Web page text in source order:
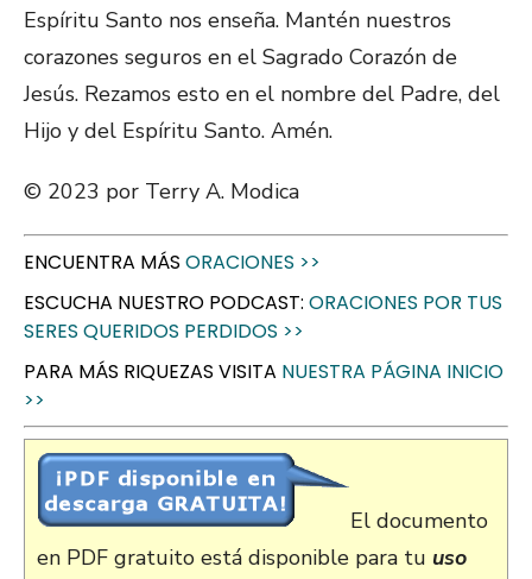
Espíritu Santo nos enseña. Mantén nuestros
corazones seguros en el Sagrado Corazón de
Jesús. Rezamos esto en el nombre del Padre, del
Hijo y del Espíritu Santo. Amén.
© 2023 por Terry A. Modica
ENCUENTRA MÁS ORACIONES >>
ESCUCHA NUESTRO PODCAST: ORACIONES POR TUS
SERES QUERIDOS PERDIDOS >>
PARA MÁS RIQUEZAS VISITA NUESTRA PÁGINA INICIO
>>
El documento
en PDF gratuito está disponible para tu uso